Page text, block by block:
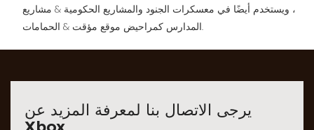
، ويستخدم أيضًا في معسكرات الجنود والمشاريع الحكومية & مشاريع
المدارس كمراحيض موقع مؤقت & الحمامات.
يرجى الاتصال بنا لمعرفة المزيد عن